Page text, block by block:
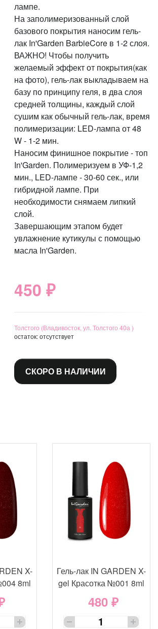
лампе.
На заполимеризованный слой
базового покрытия наносим гель-
лак In'Garden BarbieCore в 1-2 слоя.
ВАЖНО! Чтобы получить
желаемый эффект от покрытия(как
на фото), гель-лак выкладываем на
базу по принципу геля, в два слоя
средней толщины, каждый слой
сушим как обычный гель-лак, время
полимеризации: LED-лампа от 48
W - 1-2 мин.
Наносим финишное покрытие - топ
In'Garden. Полимеризуем в УФ-1,2
мин., LED-лампе - 30-60 сек., или
гибридной лампе. При
необходимости снямаем липкий
слой.
Завершающим этапом будет
увлажнение кутикулы с помощью
масла In'Garden.
450 ₽
Толстого (Владивосток, ул. Толстого 40а )
остаток:отсутствует
СКОРО В НАЛИЧИИ
X-
8ml
Гель-лак IN GARDEN X-
gel Красотка №001 8ml
480 ₽